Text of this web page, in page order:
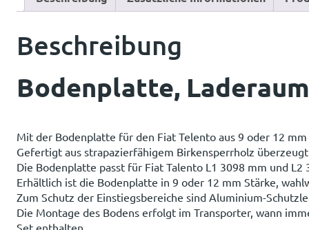
Beschreibung
Bodenplatte,
Mit der Bodenplatte für den Fiat Telento aus 9 oder 12
Gefertigt aus strapazierfähigem Birkensperrholz
Die Bodenplatte passt für Fiat Talento L1 3098 mm und
Erhältlich ist die Bodenplatte in 9 oder 12 mm Stärke,
Zum Schutz der Einstiegsbereiche sind Aluminium-
Die Montage des Bodens erfolgt im Transporter, wann
Set enthalten.